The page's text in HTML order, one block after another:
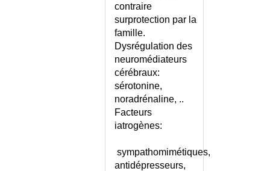
BRONCHIOLITE AIGUE DU
BRONCHIOLITE AIGUE DU
NOURRISSON - CONSEILS
BRONCHITE AIGUE OU
BRONCHITE CHRONIQUE
BRONCHITE CHRONIQUE -
BRONCHOPNEUMOPATHIE
CHRONIQUE - CONSEIL
contraire
surprotection par la
famille.
Dysrégulation des
neuromédiateurs
cérébraux:
sérotonine,
noradrénaline, ..
Facteurs
iatrogènes:
sympathomimétiques,
antidépresseurs,